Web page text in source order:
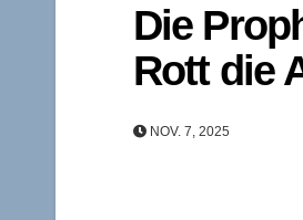
Die
Rott die
NOV. 7, 2025